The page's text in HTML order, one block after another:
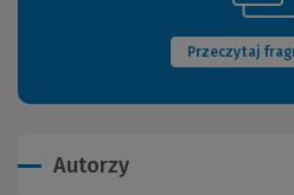
Przeczytaj
Autorzy